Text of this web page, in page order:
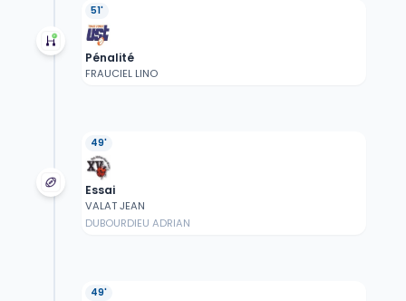
51'
Pénalité
FRAUCIEL LINO
49'
Essai
VALAT JEAN
DUBOURDIEU ADRIAN
49'